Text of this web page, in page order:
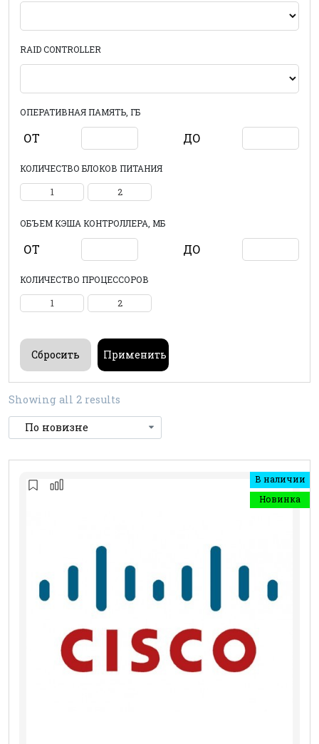
RAID CONTROLLER
ОПЕРАТИВНАЯ ПАМЯТЬ, ГБ
ОТ ДО
КОЛИЧЕСТВО БЛОКОВ ПИТАНИЯ
1 2
ОБЪЕМ КЭША КОНТРОЛЛЕРА, МБ
ОТ ДО
КОЛИЧЕСТВО ПРОЦЕССОРОВ
1 2
Showing all 2 results
В наличии
Новинка